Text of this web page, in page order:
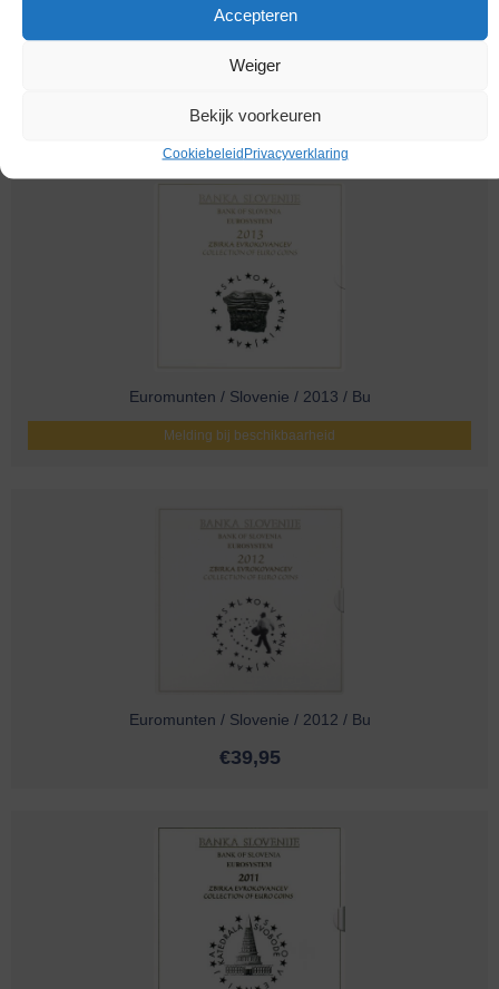
Accepteren
Weiger
Bekijk voorkeuren
CookiebeleidPrivacyverklaring
Euromunten / Slovenie / 2014 / Bu
Melding bij beschikbaarheid
Euromunten / Slovenie / 2013 / Bu
Melding bij beschikbaarheid
Euromunten / Slovenie / 2012 / Bu
€39,95